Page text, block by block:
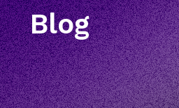
Blog